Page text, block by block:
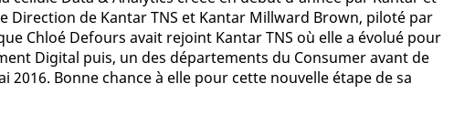
Direction de Kantar TNS et Kantar Millward Brown, piloté par
Chloé Defours avait rejoint Kantar TNS où elle a évolué pour
Digital puis, un des départements du Consumer avant de
2016. Bonne chance à elle pour cette nouvelle étape de sa